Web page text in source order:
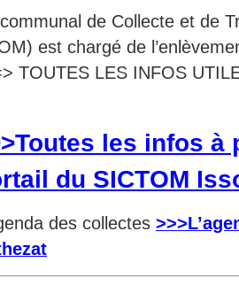
de Collecte et de
est chargé de
TOUTES LES INFOS
les infos à
du SICTOM
des collectes